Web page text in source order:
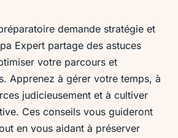
la prépa : astuces
•7 min de lecture
demande stratégie et
Expert partage des astuces
votre parcours et
Apprenez à gérer votre temps, à
judicieusement et à cultiver
Ces conseils vous guideront
en vous aidant à préserver